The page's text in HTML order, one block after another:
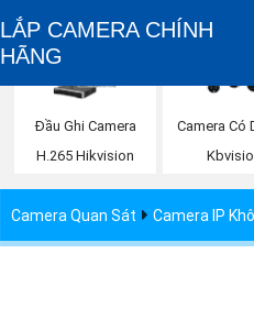
LẮP CAMERA CHÍNH
HÃNG
Đầu Ghi Camera
H.265 Hikvision
Camera Có
Camera Quan Sát Camera IP